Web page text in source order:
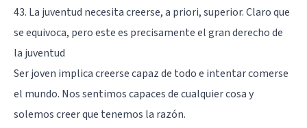
43. La juventud necesita creerse, a priori, superior. Claro que
se equivoca, pero este es precisamente el gran derecho de
la juventud
Ser joven implica creerse capaz de todo e intentar comerse
el mundo. Nos sentimos capaces de cualquier cosa y
solemos creer que tenemos la razón.